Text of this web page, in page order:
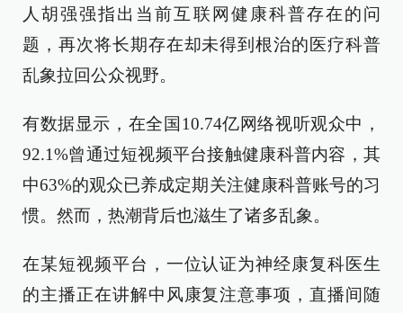
人胡强强指出当前互联网健康科普存在的问
题，再次将长期存在却未得到根治的医疗科普
乱象拉回公众视野。
有数据显示，在全国10.74亿网络视听观众中，
92.1%曾通过短视频平台接触健康科普内容，其
中63%的观众已养成定期关注健康科普账号的习
惯。然而，热潮背后也滋生了诸多乱象。
在某短视频平台，一位认证为神经康复科医生
的主播正在讲解中风康复注意事项，直播间随